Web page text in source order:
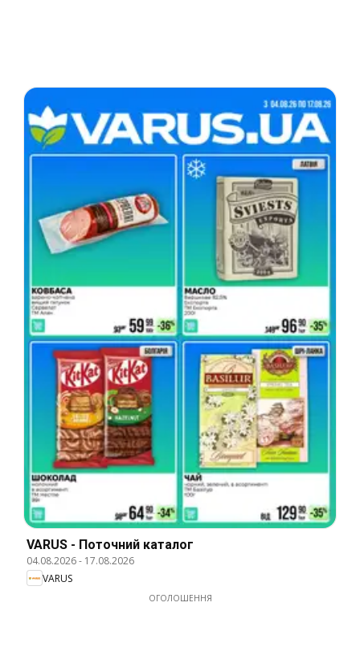
VARUS - Поточний каталог
04.08.2026- 17.08.2026
VARUS
ОГОЛОШЕННЯ